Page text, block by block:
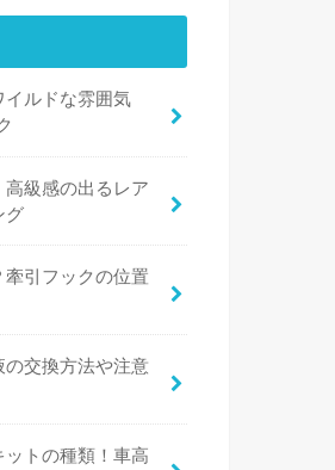
イルドな雰囲気
級感の出るレア
グ
引フックの位置
交換方法や注意
トの種類！車高